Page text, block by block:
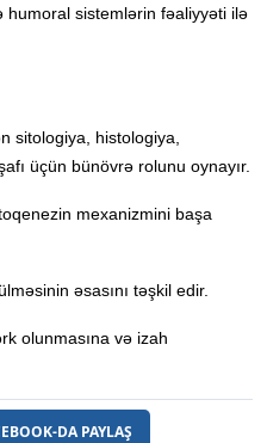
humoral sistemlərin fəaliyyəti ilə
sitologiya, histologiya,
üçün bünövrə rolunu oynayır.
mexanizmini başa
əsasını təşkil edir.
olunmasına və izah
DA PAYLAŞ